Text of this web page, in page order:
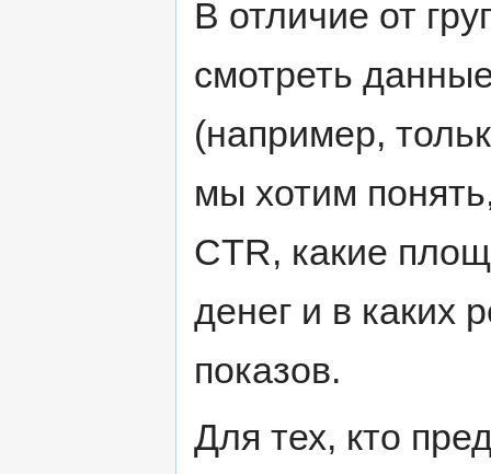
В отличие от
смотреть
(например,
мы хотим
CTR, какие
денег и в каких
показов.
Для тех, кто